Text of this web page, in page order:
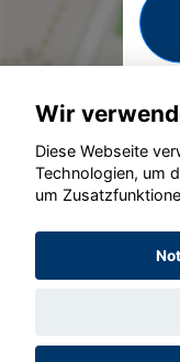
©
Wir
Diese Webseite
Technologien, um
um